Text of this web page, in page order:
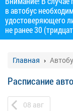
в автобус
удостоверяющего
не ранее 30
Главная
Расписание
08 авг